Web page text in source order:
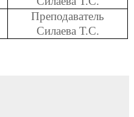
Преподаватель
Силаева Т.С.